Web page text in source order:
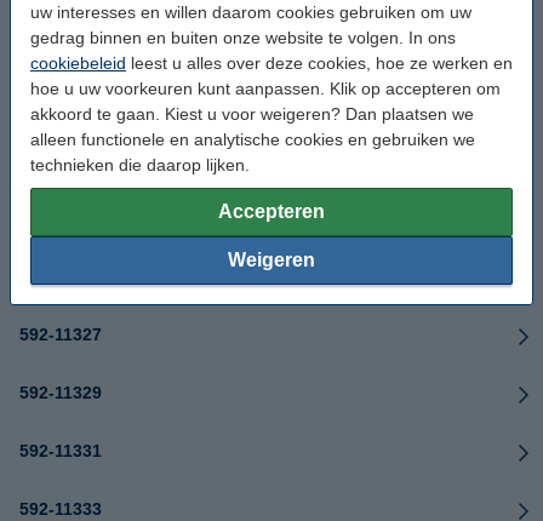
uw interesses en willen daarom cookies gebruiken om uw
gedrag binnen en buiten onze website te volgen. In ons
cookiebeleid leest u alles over deze cookies, hoe ze werken en
hoe u uw voorkeuren kunt aanpassen. Klik op accepteren om
akkoord te gaan. Kiest u voor weigeren? Dan plaatsen we
alleen functionele en analytische cookies en gebruiken we
technieken die daarop lijken.
Accepteren
Weigeren
592-11301
592-11313
592-11327
592-11329
592-11331
592-11333